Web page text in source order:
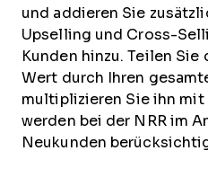
und addieren Sie
Upselling und Cross-
Kunden hinzu. Teilen
Wert durch Ihren
multiplizieren Sie ihn mit
werden bei der NRR im
Neukunden